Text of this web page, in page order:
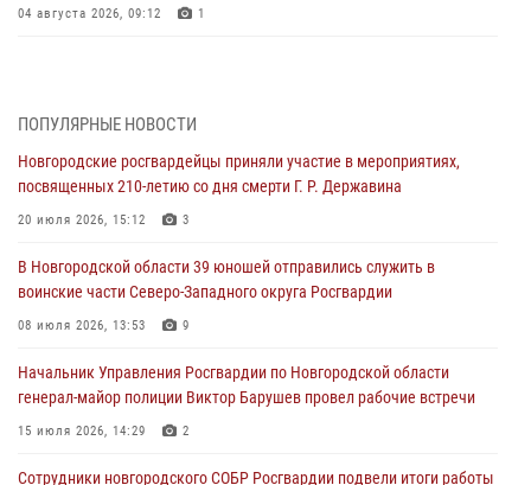
04 августа 2026, 09:12 1
В Великом Новгороде сотрудники центра лицензионно-
разрешительной работы Росгвардии провели телефонную «горячую
30 июля 2026, 14:36 1
Новгородские росгвардейцы рассказали о службе детям из летнего
30 июля 2026, 08:40 5
Новгородские росгвардейцы задержали мужчину
ПОПУЛЯРНЫЕ НОВОСТИ
Новгородские росгвардейцы приняли участие в мероприятиях,
посвященных 210-летию со дня смерти Г. Р. Державина
20 июля 2026, 15:12 3
В Новгородской области 39 юношей отправились служить в
воинские части Северо-Западного округа Росгвардии
08 июля 2026, 13:53 9
Начальник Управления Росгвардии по Новгородской области
генерал-майор полиции Виктор Барушев провел рабочие встречи
15 июля 2026, 14:29 2
Сотрудники новгородского СОБР Росгвардии подвели итоги работы